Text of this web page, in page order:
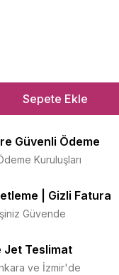
Sepete Ekle
Güvenli Ödeme
Kuruluşları
| Gizli Fatura
Güvende
Jet Teslimat
ve İzmir'de